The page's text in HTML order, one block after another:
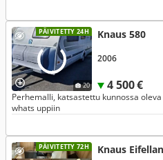
PÄIVITETTY 24H
20
Knaus 580
4 500 €
2006
Perhemalli, katsastettu kunnossa
whats uppiin
PÄIVITETTY 72H Knaus